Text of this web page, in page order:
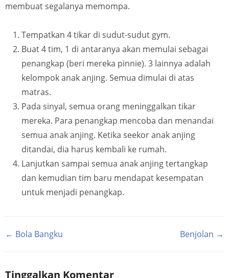
membuat segalanya memompa.
Tempatkan 4 tikar di sudut-sudut gym.
Buat 4 tim, 1 di antaranya akan memulai sebagai
penangkap (beri mereka pinnie). 3 lainnya adalah
kelompok anak anjing. Semua dimulai di atas
matras.
Pada sinyal, semua orang meninggalkan tikar
mereka. Para penangkap mencoba dan menandai
semua anak anjing. Ketika seekor anak anjing
ditandai, dia harus kembali ke rumah.
Lanjutkan sampai semua anak anjing tertangkap
dan kemudian tim baru mendapat kesempatan
untuk menjadi penangkap.
← Bola Bangku Benjolan →
Tinggalkan Komentar